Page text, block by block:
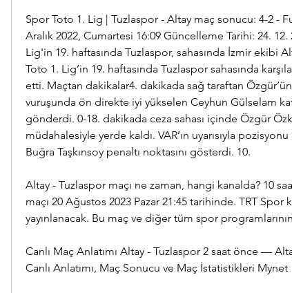
Spor Toto 1. Lig | Tuzlaspor - Altay maç sonucu: 4-2 -
Aralık 2022, Cumartesi 16:09 Güncelleme Tarihi: 24. 12.
Lig'in 19. haftasında Tuzlaspor, sahasında İzmir ekibi
Toto 1. Lig’in 19. haftasında Tuzlaspor sahasında
etti. Maçtan dakikalar4. dakikada sağ taraftan
vuruşunda ön direkte iyi yükselen Ceyhun Gülselam
gönderdi. 0-18. dakikada ceza sahası içinde Özgür
müdahalesiyle yerde kaldı. VAR’ın uyarısıyla
Buğra Taşkınsoy penaltı noktasını gösterdi. 10.
Altay - Tuzlaspor maçı ne zaman, hangi kanalda? 10
maçı 20 Ağustos 2023 Pazar 21:45 tarihinde. TRT Spor
yayınlanacak. Bu maç ve diğer tüm spor
Canlı Maç Anlatımı Altay - Tuzlaspor 2 saat önce —
Canlı Anlatımı, Maç Sonucu ve Maç İstatistikleri Mynet